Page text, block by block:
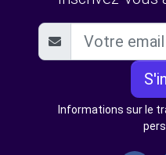
Informations sur le